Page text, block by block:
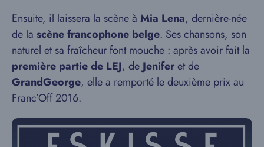
Ensuite, il laissera la scène à Mia Lena, dernière-née
de la scène francophone belge. Ses chansons, son
naturel et sa fraîcheur font mouche : après avoir fait la
première partie de LEJ, de Jeniferet de
GrandGeorge, elle a remporté le deuxième prix au
Franc’Off 2016.